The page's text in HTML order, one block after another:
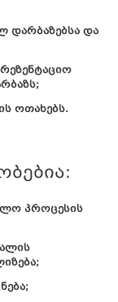
დარბაზებსა და
ოთახებს.
პროცესის